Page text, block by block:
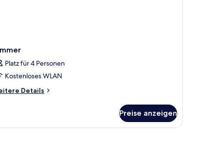
Platz für 4 Personen
Kostenloses WLAN
Details
Preise anzeigen